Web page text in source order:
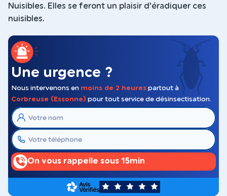
Nuisibles. Elles se feront un plaisir d'éradiquer ces
nuisibles.
Une urgence ?
Nous intervenons en moins de 2 heures partout à
Corbreuse (Essonne) pour tout service de désinsectisation.
On vous rappelle sous 15min
5